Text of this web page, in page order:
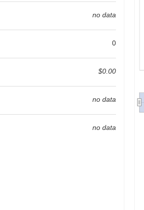
no data
0
$0.00
no data
no data